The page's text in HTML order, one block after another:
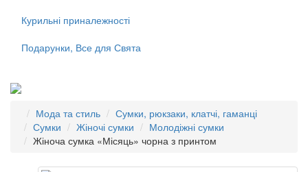
Курильні приналежності
Подарунки, Все для Свята
Мода та стиль
Сумки, рюкзаки, клатчі, гаманці
Сумки
Жіночі сумки
Молодіжні сумки
Жіноча сумка «Місяць» чорна з принтом